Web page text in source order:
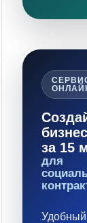
за 15
для